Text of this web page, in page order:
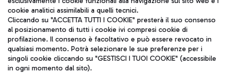
Aeroporti di Roma S.p.A. - Società soggetta a direzione e
coordinamento di Mundys S.p.A.
Codice fiscale e Registro delle Imprese di Roma 13032990155 P.
IVA 06572251004
Capitale sociale 62.224.743,00 int. vers.
Sede legale: Via Pier Paolo Racchetti 1 - 00054 Fiumicino (RM)
telefono +39 06 65951
cookie analitici assimilabili a quelli tecnici.
Cliccando su "ACCETTA TUTTI I COOKIE" presterà il suo consenso
al posizionamento di tutti i cookie ivi compresi cookie di
profilazione. Il consenso è facoltativo e può essere revocato in
qualsiasi momento. Potrà selezionare le sue preferenze per i
singoli cookie cliccando su "GESTISCI I TUOI COOKIE" (accessibile
in ogni momento dal sito).